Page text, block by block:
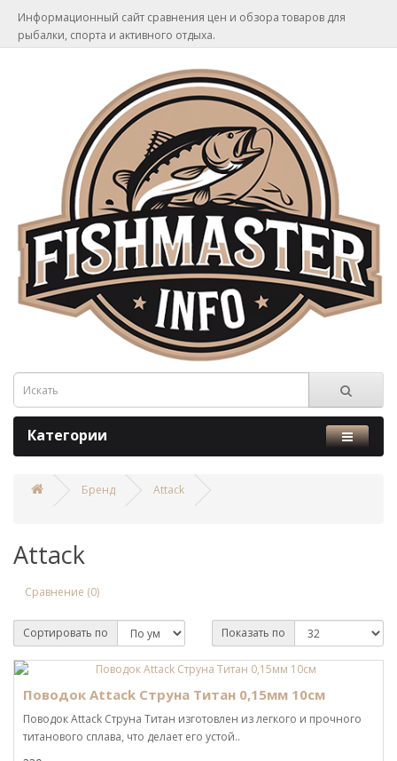
Информационный сайт сравнения цен и обзора товаров для
рыбалки, спорта и активного отдыха.
Категории
Бренд Attack
Attack
Сравнение (0)
Сортировать по Показать по
Поводок Attack Струна Титан 0,15мм 10см
Поводок Attack Струна Титан изготовлен из легкого и прочного
титанового сплава, что делает его устой..